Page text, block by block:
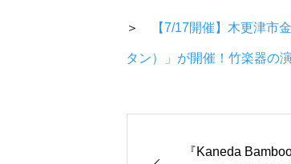
＞ 【7/17開催】木更津市
タン）」が開催！竹楽器の
『Kaneda